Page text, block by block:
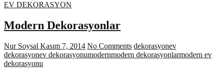
EV DEKORASYON
Modern Dekorasyonlar
Nur Soysal Kasım 7, 2014 No Comments dekorasyonev
dekorasyonev dekorasyonumodernmodern dekorasyonlarmodern ev
dekorasyonu